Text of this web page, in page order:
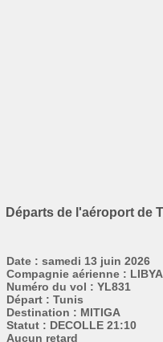
Départs de l'aéroport de
Date : samedi 13 juin 2026
Compagnie aérienne :
Numéro du vol : YL831
Départ : Tunis
Destination : MITIGA
Statut : DECOLLE 21:10
Aucun retard